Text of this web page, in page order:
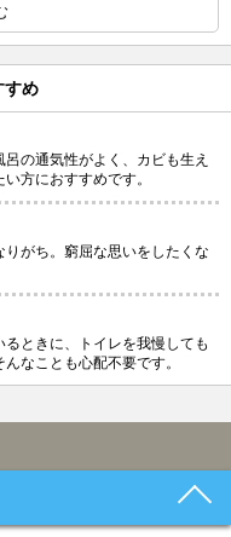
すめ
の通気性がよく、カビも生え
方におすすめです。
りがち。窮屈な思いをしたくな
ときに、トイレを我慢しても
なことも心配不要です。